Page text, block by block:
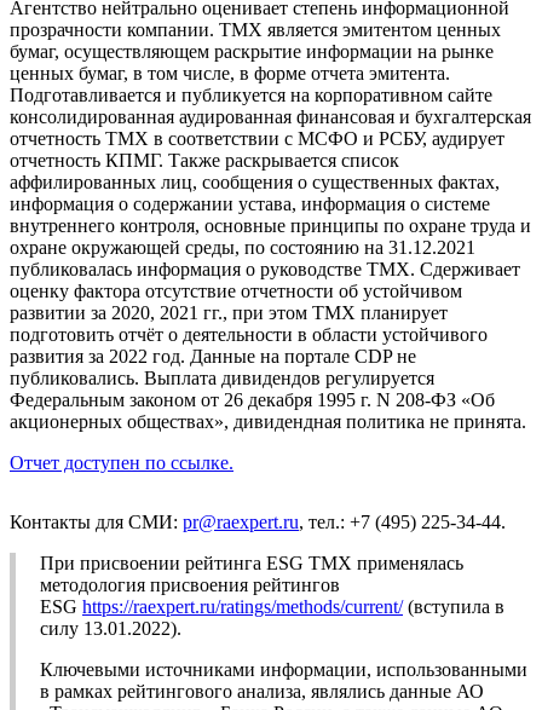
Агентство нейтрально оценивает степень информационной
прозрачности компании. ТМХ является эмитентом ценных
бумаг, осуществляющем раскрытие информации на рынке
ценных бумаг, в том числе, в форме отчета эмитента.
Подготавливается и публикуется на корпоративном сайте
консолидированная аудированная финансовая и бухгалтерская
отчетность ТМХ в соответствии с МСФО и РСБУ, аудирует
отчетность КПМГ. Также раскрывается список
аффилированных лиц, сообщения о существенных фактах,
информация о содержании устава, информация о системе
внутреннего контроля, основные принципы по охране труда и
охране окружающей среды, по состоянию на 31.12.2021
публиковалась информация о руководстве ТМХ. Сдерживает
оценку фактора отсутствие отчетности об устойчивом
развитии за 2020, 2021 гг., при этом ТМХ планирует
подготовить отчёт о деятельности в области устойчивого
развития за 2022 год. Данные на портале CDP не
публиковались. Выплата дивидендов регулируется
Федеральным законом от 26 декабря 1995 г. N 208-ФЗ «Об
акционерных обществах», дивидендная политика не принята.
Отчет доступен по ссылке.
Контакты для СМИ: pr@raexpert.ru, тел.: +7 (495) 225-34-44.
При присвоении рейтинга ESG ТМХ применялась
методология присвоения рейтингов
ESG https://raexpert.ru/ratings/methods/current/(вступила в
силу 13.01.2022).
Ключевыми источниками информации, использованными
в рамках рейтингового анализа, являлись данные АО